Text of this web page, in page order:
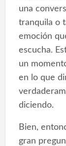
una
tranquila o
emoción
escucha.
un
en lo que
diciendo.
Bien,
gran